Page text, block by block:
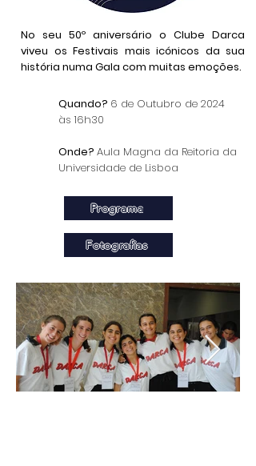
No seu 50º aniversário o Clube Darca
viveu os Festivais mais icónicos da sua
história numa Gala com muitas emoções.
Quando? 6 de Outubro de 2024
às 16h30
Onde? Aula Magna da Reitoria da
Universidade de Lisboa
Programa
Fotografias